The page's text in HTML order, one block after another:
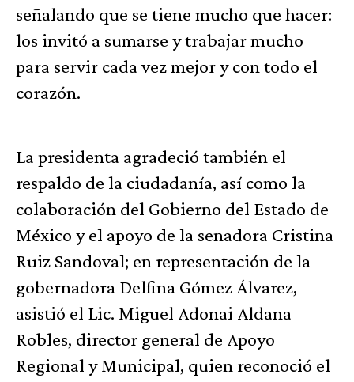
señalando que se tiene mucho que hacer:
los invitó a sumarse y trabajar mucho
para servir cada vez mejor y con todo el
corazón.
La presidenta agradeció también el
respaldo de la ciudadanía, así como la
colaboración del Gobierno del Estado de
México y el apoyo de la senadora Cristina
Ruiz Sandoval; en representación de la
gobernadora Delfina Gómez Álvarez,
asistió el Lic. Miguel Adonai Aldana
Robles, director general de Apoyo
Regional y Municipal, quien reconoció el